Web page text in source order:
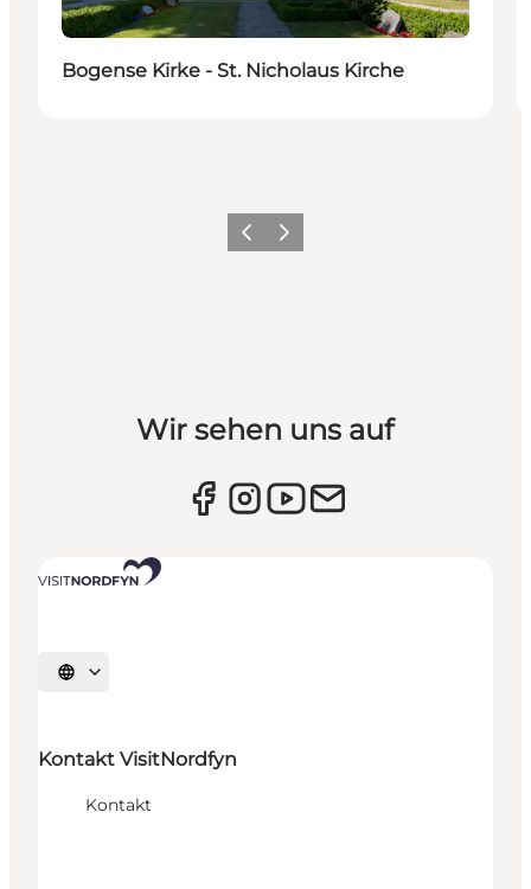
Bogense Kirke - St. Nicholaus Kirche
Vorherige Folie
Nächste Folie
Wir sehen uns auf
Sprache auswählen
Kontakt VisitNordfyn
Kontakt